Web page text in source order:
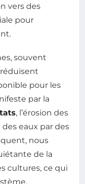
vers des
pour
souvent
pour les
par la
, l’érosion des
eaux par des
nous
de la
cultures, ce qui